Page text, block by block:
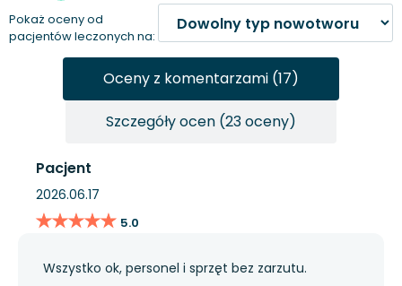
Pokaż oceny od
pacjentów leczonych na:
Oceny z komentarzami (17)
Szczegóły ocen (23 oceny)
Pacjent
2026.06.17
★★★★★
★★★★★ 5.0
Wszystko ok, personel i sprzęt bez zarzutu.